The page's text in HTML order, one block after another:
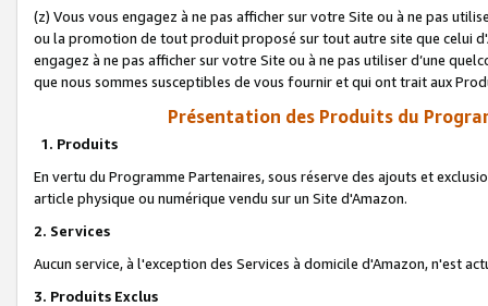
(z) Vous vous engagez à ne pas afficher sur votre Site ou à ne pas
ou la promotion de tout produit proposé sur tout autre site que celui
engagez à ne pas afficher sur votre Site ou à ne pas utiliser d’une
que nous sommes susceptibles de vous fournir et qui ont trait aux
Présentation des Produits du
1. Produits
En vertu du Programme Partenaires, sous réserve des ajouts et
article physique ou numérique vendu sur un Site d'Amazon.
2. Services
Aucun service, à l'exception des Services à domicile d'Amazon, n'est
3. Produits Exclus